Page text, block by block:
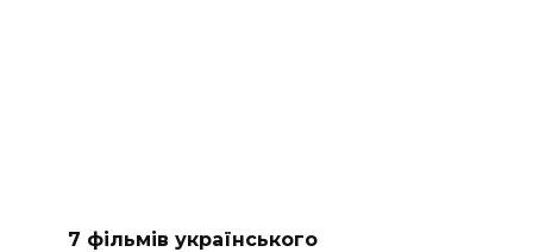
7 фільмів українського